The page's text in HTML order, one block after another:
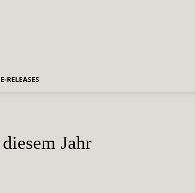
RELEASES
Jahr